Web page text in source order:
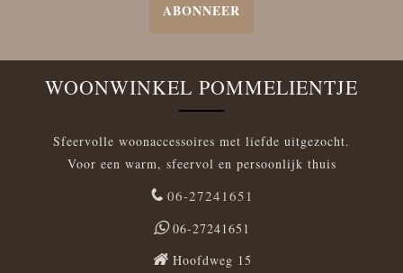
ABONNEER
WOONWINKEL POMMELIENTJE
Sfeervolle woonaccessoires met liefde uitgezocht.
Voor een warm, sfeervol en persoonlijk thuis
06-27241651
06-27241651
Hoofdweg 15